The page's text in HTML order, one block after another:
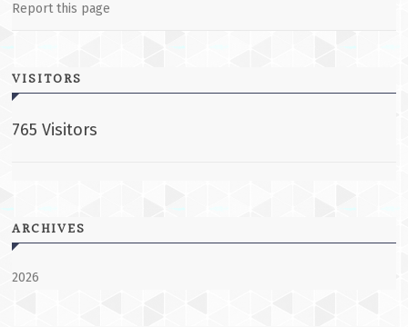
Report this page
VISITORS
765 Visitors
ARCHIVES
2026